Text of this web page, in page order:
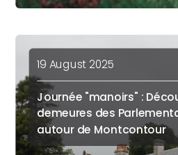
19 August 2025
Journée "manoirs" :
demeures des
autour de Montcontour